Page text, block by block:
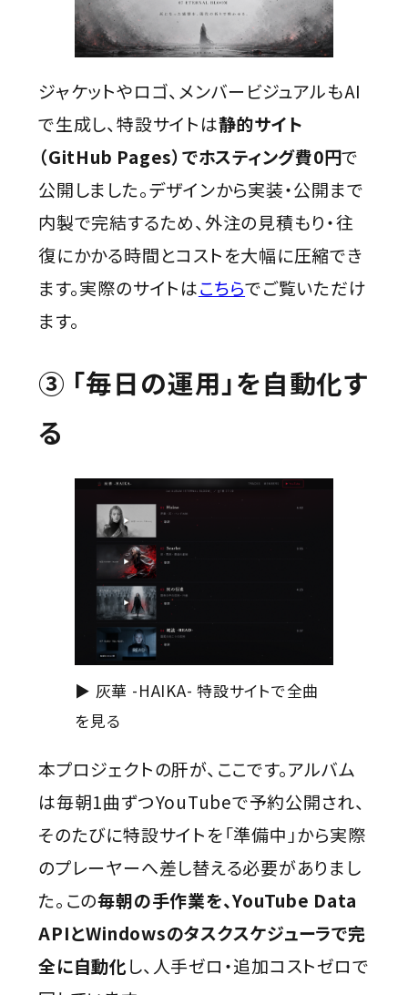
ジャケットやロゴ、メンバービジュアルもAI
で生成し、特設サイトは静的サイト
（GitHub Pages）でホスティング費0円で
公開しました。デザインから実装・公開まで
内製で完結するため、外注の見積もり・往
復にかかる時間とコストを大幅に圧縮でき
ます。実際のサイトはこちらでご覧いただけ
ます。
③ 「毎日の運用」を自動化す
る
▶ 灰華 -HAIKA- 特設サイトで全曲
を見る
本プロジェクトの肝が、ここです。アルバム
は毎朝1曲ずつYouTubeで予約公開され、
そのたびに特設サイトを「準備中」から実際
のプレーヤーへ差し替える必要がありまし
た。この毎朝の手作業を、YouTube Data
APIとWindowsのタスクスケジューラで完
全に自動化し、人手ゼロ・追加コストゼロで